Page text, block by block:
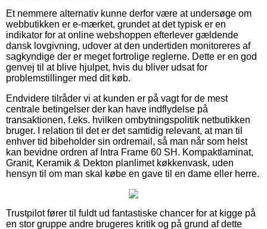
Et nemmere alternativ kunne derfor være at undersøge om
webbutikken er e-mærket, grundet at det typisk er en
indikator for at online webshoppen efterlever gældende
dansk lovgivning, udover at den undertiden monitoreres af
sagkyndige der er meget fortrolige reglerne. Dette er en god
genvej til at blive hjulpet, hvis du bliver udsat for
problemstillinger med dit køb.
Endvidere tilråder vi at kunden er på vagt for de mest
centrale betingelser der kan have indflydelse på
transaktionen, f.eks. hvilken ombytningspolitik netbutikken
bruger. I relation til det er det samtidig relevant, at man til
enhver tid bibeholder sin ordremail, så man når som helst
kan bevidne ordren af Intra Frame 60 SH. Kompaktlaminat,
Granit, Keramik & Dekton planlimet køkkenvask, uden
hensyn til om man skal købe en gave til en dame eller herre.
Trustpilot fører til fuldt ud fantastiske chancer for at kigge på
en stor gruppe andre brugeres kritik og på grund af dette